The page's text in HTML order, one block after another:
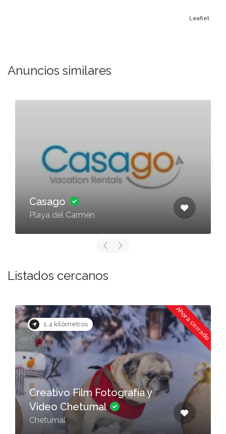
Leaflet
Anuncios similares
Casago
Playa del Carmen
Listados cercanos
1.4 kilómetros Ahora cerrado
Creativo Film Fotografía y
Video Chetumal
Chetumal